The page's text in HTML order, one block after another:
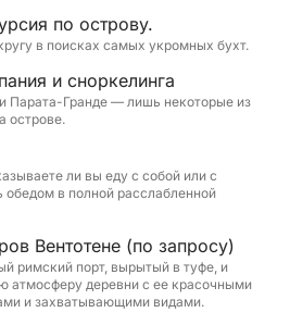
делают Вентотене
тех, кто любит море в его
и современному дизайну De
проходит плавно и приятно,
места для отдыха и
ванн. Темп дня разработан
с перерывами,
и оздоровлению, без
по острову.
в поисках самых укромных бухт.
и сноркелинга
Парата-Гранде — лишь некоторые из
острове.
ли вы еду с собой или с
обедом в полной расслабленной
Вентотене (по запросу)
римский порт, вырытый в туфе, и
атмосферу деревни с ее красочными
и захватывающими видами.